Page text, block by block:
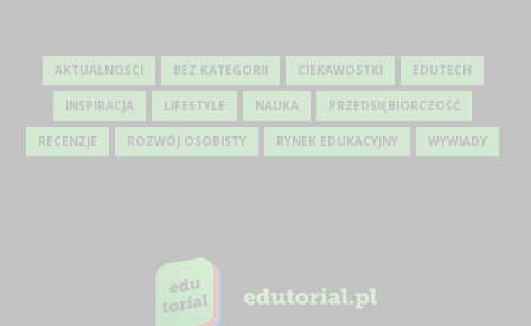
AKTUALNOŚCI BEZ KATEGORII CIEKAWOSTKI EDUTECH
INSPIRACJA LIFESTYLE NAUKA PRZEDSIĘBIORCZOŚĆ
RECENZJE ROZWÓJ OSOBISTY RYNEK EDUKACYJNY WYWIADY